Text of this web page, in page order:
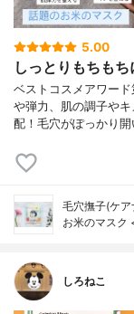
5.00
しっとりもちも
ベストコスメアワー
や弾力、肌の調子や
配！毛穴がぽっかり
毛穴撫子(ケ
お米のマスク
しろねこ